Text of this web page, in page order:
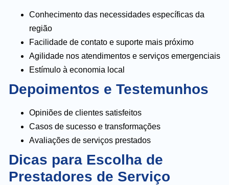
Conhecimento das necessidades específicas da
região
Facilidade de contato e suporte mais próximo
Agilidade nos atendimentos e serviços emergenciais
Estímulo à economia local
Depoimentos e Testemunhos
Opiniões de clientes satisfeitos
Casos de sucesso e transformações
Avaliações de serviços prestados
Dicas para Escolha de
Prestadores de Serviço